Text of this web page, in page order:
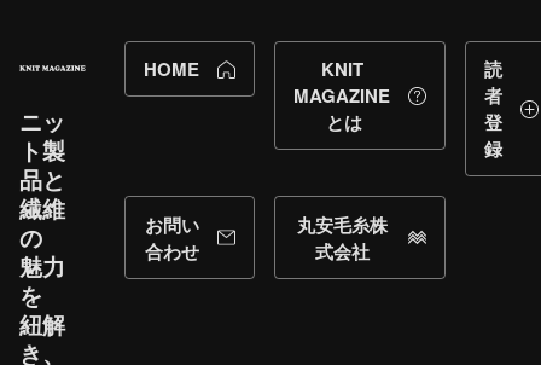
ニッ
ト製
品と​
繊維
の​
魅力
を​
紐解
き、​
HOME
KNIT
MAGAZINE
とは
読
者
登
録
お問い
合わせ
丸安毛糸株
式会社